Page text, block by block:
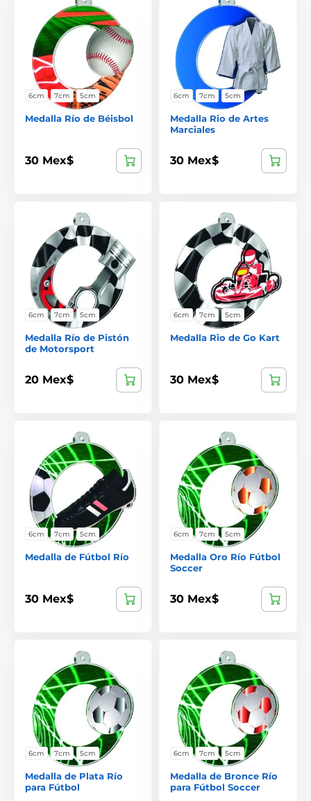
6cm 7cm 5cm
Medalla Río de Béisbol
30 Mex$
6cm 7cm 5cm
Medalla Rio de Artes
Marciales
30 Mex$
6cm 7cm 5cm
Medalla Río de Pistón
de Motorsport
20 Mex$
6cm 7cm 5cm
Medalla Rio de Go Kart
30 Mex$
6cm 7cm 5cm
Medalla de Fútbol Río
30 Mex$
6cm 7cm 5cm
Medalla Oro Río Fútbol
Soccer
30 Mex$
6cm 7cm 5cm
Medalla de Plata Río
para Fútbol
6cm 7cm 5cm
Medalla de Bronce Río
para Fútbol Soccer